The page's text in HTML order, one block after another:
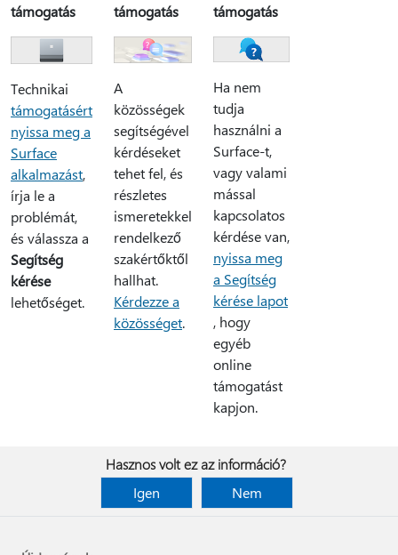
támogatás
Technikai
támogatásért
nyissa meg a
Surface
alkalmazást,
írja le a
problémát,
és válassza a
Segítség
kérése
lehetőséget.
támogatás
A
közösségek
segítségével
kérdéseket
tehet fel, és
részletes
ismeretekkel
rendelkező
szakértőktől
hallhat.
Kérdezze a
közösséget.
támogatás
Ha nem
tudja
használni a
Surface-t,
vagy valami
mással
kapcsolatos
kérdése van,
nyissa meg
a Segítség
kérése lapot
, hogy
egyéb
online
támogatást
kapjon.
Hasznos volt ez az információ?
Igen
Nem